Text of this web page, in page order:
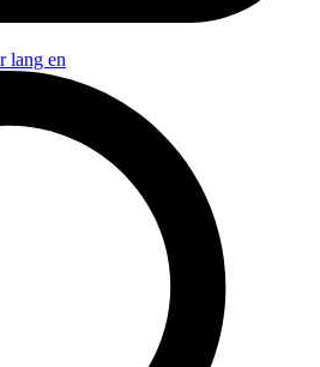
lang en